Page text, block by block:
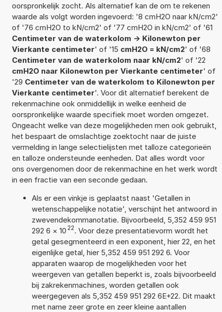
oorspronkelijk zocht. Als alternatief kan de om te rekenen
waarde als volgt worden ingevoerd: '8 cmH2O naar kN/cm2'
of '76 cmH2O to kN/cm2' of '77 cmH2O in kN/cm2' of '61
Centimeter van de waterkolom -> Kilonewton per
Vierkante centimeter' of '15 cmH2O = kN/cm2' of '68
Centimeter van de waterkolom naar kN/cm2' of '22
cmH2O naar Kilonewton per Vierkante centimeter' of
'29 Centimeter van de waterkolom to Kilonewton per
Vierkante centimeter'. Voor dit alternatief berekent de
rekenmachine ook onmiddellijk in welke eenheid de
oorspronkelijke waarde specifiek moet worden omgezet.
Ongeacht welke van deze mogelijkheden men ook gebruikt,
het bespaart de omslachtige zoektocht naar de juiste
vermelding in lange selectielijsten met talloze categorieën
en talloze ondersteunde eenheden. Dat alles wordt voor
ons overgenomen door de rekenmachine en het werk wordt
in een fractie van een seconde gedaan.
Als er een vinkje is geplaatst naast 'Getallen in
wetenschappelijke notatie', verschijnt het antwoord in
zwevendekommanotatie. Bijvoorbeeld, 5,352 459 951
292 6 × 10 22. Voor deze presentatievorm wordt het
getal gesegmenteerd in een exponent, hier 22, en het
eigenlijke getal, hier 5,352 459 951 292 6. Voor
apparaten waarop de mogelijkheden voor het
weergeven van getallen beperkt is, zoals bijvoorbeeld
bij zakrekenmachines, worden getallen ook
weergegeven als 5,352 459 951 292 6E+22. Dit maakt
met name zeer grote en zeer kleine aantallen